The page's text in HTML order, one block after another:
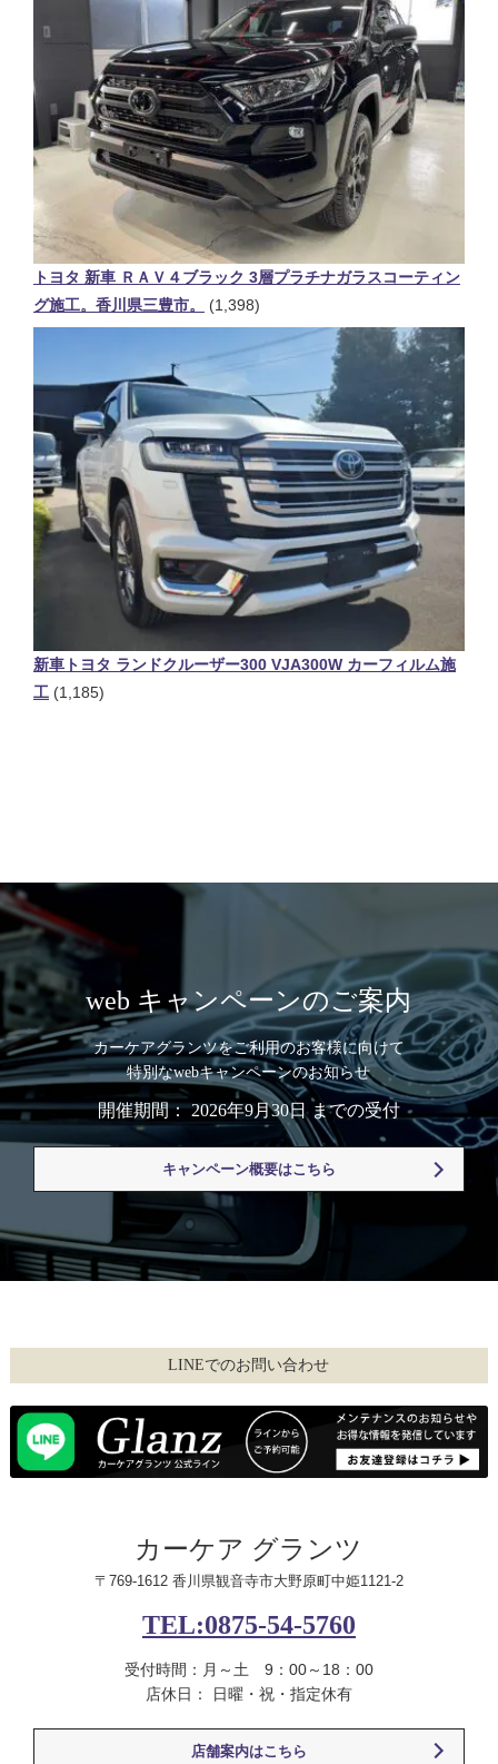
トヨタ 新車 ＲＡＶ４ブラック 3層プラチナガラスコーティン
グ施工。香川県三豊市。
(1,398)
新車トヨタ ランドクルーザー300 VJA300W カーフィルム施
工 (1,185)
web キャンペーンのご案内
カーケアグランツをご利用のお客様に向けて
特別なwebキャンペーンのお知らせ
開催期間： 2026年9月30日 までの受付
キャンペーン概要はこちら
LINEでのお問い合わせ
カーケア グランツ
〒769-1612 香川県観音寺市大野原町中姫1121-2
TEL:0875-54-5760
受付時間：月～土 9：00～18：00
店休日： 日曜・祝・指定休有
店舗案内はこちら